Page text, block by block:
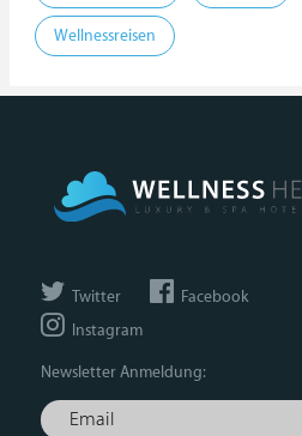
Wellnessreisen
Twitter
Facebook
Instagram
Newsletter Anmeldung: